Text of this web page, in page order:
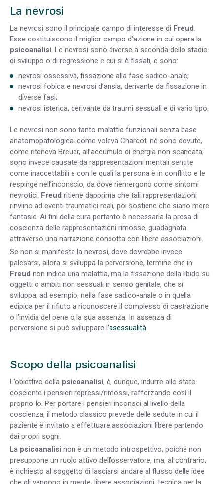
La nevrosi
La nevrosi sono il principale campo di interesse di Freud.
Esse costituiscono il miglior campo d’azione in cui opera la
psicoanalisi. Le nevrosi sono diverse a seconda dello stadio
di sviluppo o di regressione e cui si è fissati, e sono:
nevrosi ossessiva, fissazione alla fase sadico-anale;
nevrosi fobica e nevrosi d’ansia, derivante da fissazione in
diverse fasi;
nevrosi isterica, derivante da traumi sessuali e di vario tipo.
Le nevrosi non sono tanto malattie funzionali senza base
anatomopatologica, come voleva Charcot, né sono dovute,
come riteneva Breuer, all’accumulo di energia non scaricata;
sono invece causate da rappresentazioni mentali sentite
come inaccettabili e con le quali la persona è in conflitto e le
respinge nell’inconscio, da dove riemergono come sintomi
nevrotici. Freud ritiene dapprima che tali rappresentazioni
rinviino ad eventi traumatici reali, poi sostiene che siano mere
fantasie. Ai fini della cura pertanto è necessaria la presa di
coscienza delle rappresentazioni rimosse, guadagnata
attraverso una narrazione condotta con libere associazioni.
Se non si manifesta la nevrosi, dove dovrebbe invece
palesarsi, allora si sviluppa la perversione, termine che in
Freud non indica una malattia, ma la fissazione della libido su
oggetti o ambiti non sessuali in senso genitale, che si
sviluppa, ad esempio, nella fase sadico-anale o in quella
edipica per il rifiuto a riconoscere il complesso di castrazione
o l’invidia del pene o la sua assenza. In assenza di
perversione si può sviluppare l’asessualità.
Scopo della psicoanalisi
L’obiettivo della psicoanalisi, è, dunque, indurre allo stato
cosciente i pensieri repressi/rimossi, rafforzando così il
proprio Io. Per portare i pensieri inconsci al livello della
coscienza, il metodo classico prevede delle sedute in cui il
paziente è invitato a effettuare associazioni libere partendo
dai propri sogni.
La psicoanalisi non è un metodo introspettivo, poiché non
presuppone un ruolo attivo dell’osservatore, ma, al contrario,
è richiesto al soggetto di lasciarsi andare al flusso delle idee
che gli vengono in mente, libere associazioni, tecnica per la